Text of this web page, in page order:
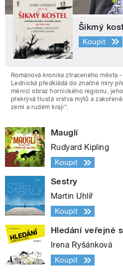
Šikmý
Koupit
Románová kronika ztraceného města
Lednická předkládá do značné míry
měnící obraz hornického regionu,
překrývá tlustá vrstva mýtů a
zemi a rudém kraji“.
Mauglí
Rudyard Kipling
Koupit
Sestry
Martin Uhlíř
Koupit
Hledání veřejné
Irena Ryšánková
Koupit